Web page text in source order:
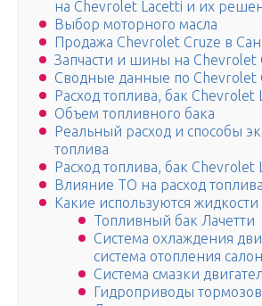
на Chevrolet Lacetti и их
Выбор моторного масла
Продажа Chevrolet Cruze в
Запчасти и шины на Chevrolet
Сводные данные по Chevrolet
Расход топлива, бак Chevrolet
Объем топливного бака
Реальный расход и способы
топлива
Расход топлива, бак Chevrolet
Влияние ТО на расход топлива
Какие используются жидкости
Топливный бак Лачетти
Система охлаждения
система отопления
Система смазки
Гидроприводы